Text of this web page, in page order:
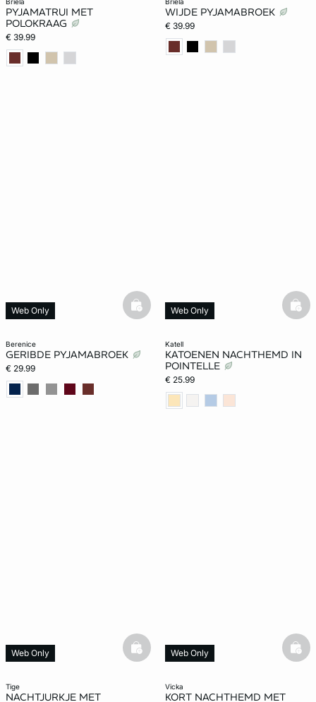
PYJAMATRUI MET
POLOKRAAG
€ 39.99
WIJDE PYJAMABROEK
€ 39.99
berenice
GERIBDE PYJAMABROEK
€ 29.99
Web Only basketfull
katell
KATOENEN NACHTHEMD IN
POINTELLE
€ 25.99
Web Only
tige
NACHTJURKJE MET
Web Only basketfull
vicka
KORT NACHTHEMD MET
Web Only